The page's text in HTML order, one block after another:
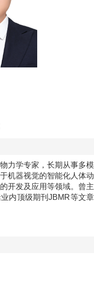
力学专家，长期从事多模
机器视觉的智能化人体动
开发及应用等领域。曾主
内顶级期刊JBMR等文章